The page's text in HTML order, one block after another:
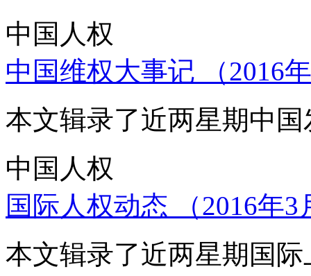
中国人权
中国维权大事记 （2016
本文辑录了近两星期中
中国人权
国际人权动态 （2016年
本文辑录了近两星期国